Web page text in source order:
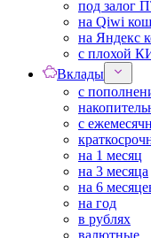
под залог
на Qiwi
на Яндекс
с плохой
Вклады
с
с
на 1 месяц
на 3 месяца
на 6
на год
в рублях
валютные